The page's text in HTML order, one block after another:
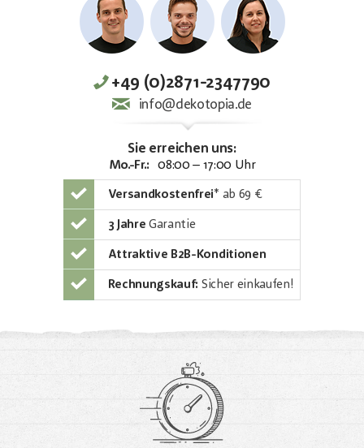
+49 (0)2871-2347790
info@dekotopia.de
Sie erreichen uns:
Mo.-Fr.: 08:00 – 17:00 Uhr
Versandkostenfrei* ab 69 €
3 Jahre Garantie
Attraktive B2B-Konditionen
Rechnungskauf: Sicher einkaufen!